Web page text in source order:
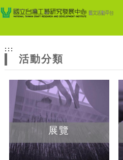
網
站
主
題
跳到主要內容
網站導覽
:::
活動分類
展覽